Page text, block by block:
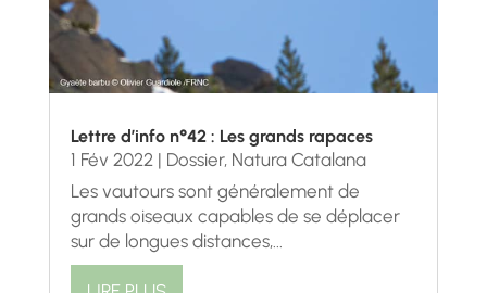
Lettre d’info n°42 : Les grands rapaces
1 Fév 2022 | Dossier, Natura Catalana
Les vautours sont généralement de
grands oiseaux capables de se déplacer
sur de longues distances,...